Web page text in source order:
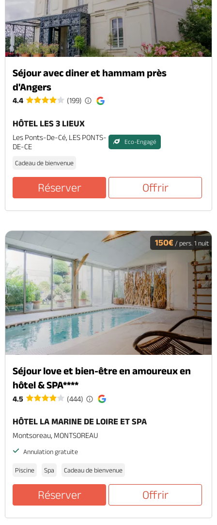
Séjour avec diner et hammam près
d'Angers
4.4 (199)
HÔTEL LES 3 LIEUX
Les Ponts-De-Cé, LES PONTS-
DE-CE
Eco-Engagé
Cadeau de bienvenue
Réserver Offrir
150€ / pers. 1 nuit
Séjour love et bien-être en amoureux en
hôtel & SPA****
4.5 (444)
HÔTEL LA MARINE DE LOIRE ET SPA
Montsoreau, MONTSOREAU
Annulation gratuite
Piscine Spa Cadeau de bienvenue
Réserver Offrir